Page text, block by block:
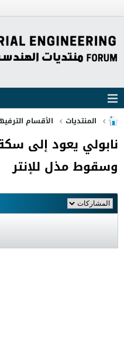
المنتديات الأقسام
نابولي يعود إلى
وسقوط مذل للإنتر